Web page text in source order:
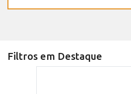
Filtros em Destaque